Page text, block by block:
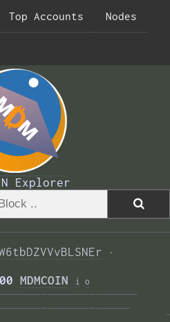
Top Accounts Nodes
Explorer
·
MDMCOIN i o